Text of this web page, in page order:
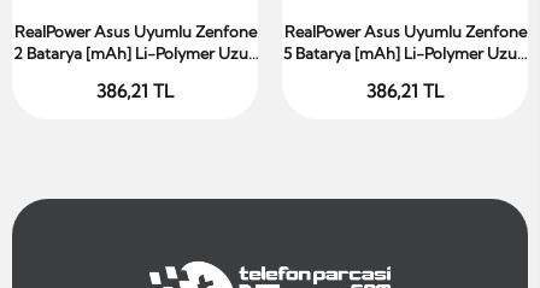
Sepete Ekle
RealPower Asus Uyumlu Zenfone
2 Batarya [mAh] Li-Polymer Uzun
386,21 TL
Sepete Ekle
RealPower Asus Uyumlu Zenfone
5 Batarya [mAh] Li-Polymer Uzun
386,21 TL